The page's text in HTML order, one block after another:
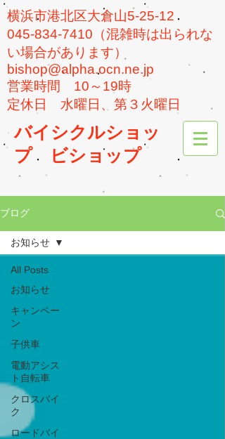
横浜市港北区大倉山5-25-12
045-834-7410（混雑時は出られな
い場合があります）
bishop@alpha.ocn.ne.jp
​営業時間 10～19時
​定休日 水曜日、第３火曜日
バイシクルショッ
プ
ビショップ
ブログ
All Posts
お知らせ
キャンペー
ン
子供車
電動アシス
ト自転車
クロスバイ
ク
ロードバイ
お知らせ